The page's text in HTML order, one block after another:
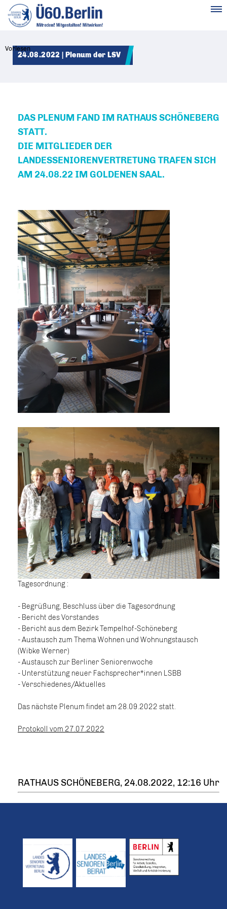
Vorlesen
24.08.2022 | Plenum der LSV
DAS PLENUM FAND IM RATHAUS SCHÖNEBERG
STATT.
DIE MITGLIEDER DER
LANDESSENIORENVERTRETUNG TRAFEN SICH
AM 24.08.22 IM GOLDENEN SAAL.
Tagesordnung :
- Begrüßung, Beschluss über die Tagesordnung
- Bericht des Vorstandes
- Bericht aus dem Bezirk Tempelhof-Schöneberg
- Austausch zum Thema Wohnen und Wohnungstausch
(Wibke Werner)
- Austausch zur Berliner Seniorenwoche
- Unterstützung neuer Fachsprecher*innen LSBB
- Verschiedenes/Aktuelles
Das nächste Plenum findet am 28.09.2022 statt.
Protokoll vom 27.07.2022
RATHAUS SCHÖNEBERG, 24.08.2022, 12:16 Uhr